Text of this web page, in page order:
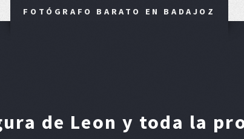
FOTÓGRAFO BARATO EN BADAJOZ
de Leon y toda la